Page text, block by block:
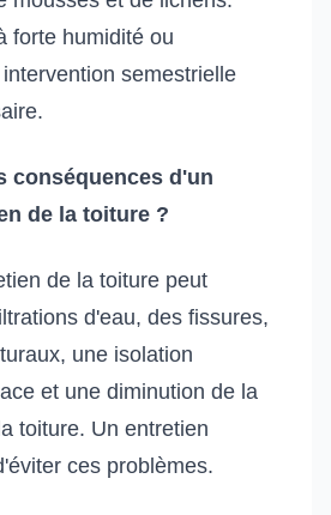
forte humidité ou
semestrielle
conséquences d'un
de la toiture ?
de la toiture peut
d'eau, des fissures,
une isolation
et une diminution de la
toiture. Un entretien
ces problèmes.